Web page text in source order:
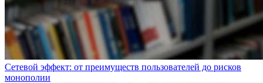
Сетевой эффект: от преимуществ пользователей до рисков
монополии